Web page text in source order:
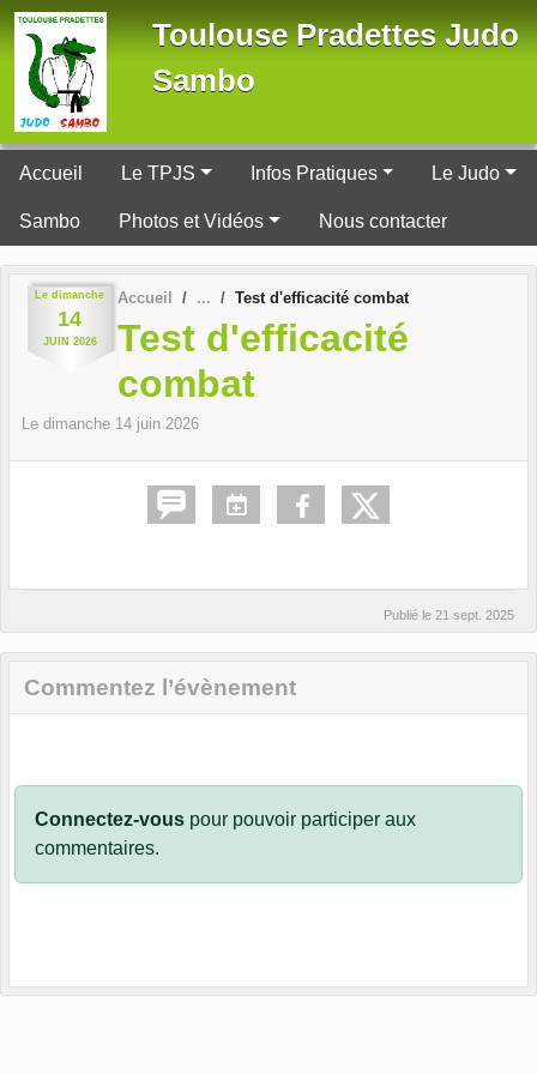
Toulouse Pradettes Judo
Sambo
Accueil Le TPJS Infos Pratiques Le Judo
Sambo Photos et Vidéos Nous contacter
Le dimanche
14
JUIN 2026
Accueil Test d'efficacité combat
Test d'efficacité
combat
Le dimanche 14 juin 2026
Publié le 21 sept. 2025
Commentez l’évènement
Connectez-vous pour pouvoir participer aux
commentaires.
Panneau de gestion des cookies